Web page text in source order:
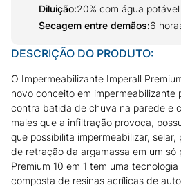
Diluição:20% com água potável
Secagem entre demãos:6
DESCRIÇÃO DO PRODUTO:
O Impermeabilizante Imperall
novo conceito em impermeabilizante
contra batida de chuva na parede e
males que a infiltração provoca,
que possibilita impermeabilizar,
de retração da argamassa em um só
Premium 10 em 1 tem uma
composta de resinas acrílicas de